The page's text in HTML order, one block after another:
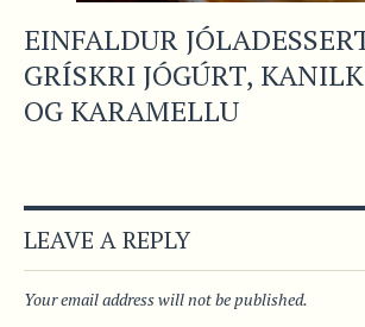
EINFALDUR
GRÍSKRI JÓGÚRT,
OG KARAMELLU
LEAVE A REPLY
Your email address will not be published.